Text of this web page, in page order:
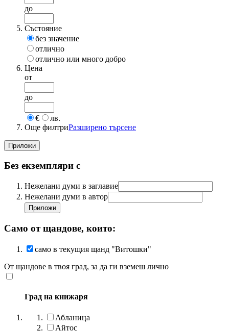
до
Състояние
без значение
отлично
отлично или много добро
Цена
от
до
€
лв.
Още филтриРазширено търсене
Без екземпляри с
Нежелани думи в заглавие
Нежелани думи в автор
Само от щандове, които:
само в текущия щанд "Витошки"
От щандове в твоя град, за да ги вземеш лично
Град на книжаря
Абланица
Айтос